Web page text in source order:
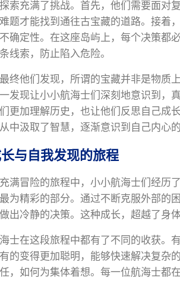
索充满了挑战。首先，他们需要面对
题才能找到通往古宝藏的道路。接着
确定性。在这座岛屿上，每个决策都
线索，防止陷入危险。
终他们发现，所谓的宝藏并非是物质
发现让小小航海士们深刻地意识到，
更加理解历史，也让他们反思自己成
中汲取了智慧，逐渐意识到自己内心的
与自我发现的旅程
满冒险的旅程中，小小航海士们经历
为精彩的部分。通过不断克服外部的
出冷静的决策。这种成长，超越了身
士在这段旅程中都有了不同的收获。
的变得更加聪明，能够快速解决复杂
，如何为集体着想。每一位航海士都